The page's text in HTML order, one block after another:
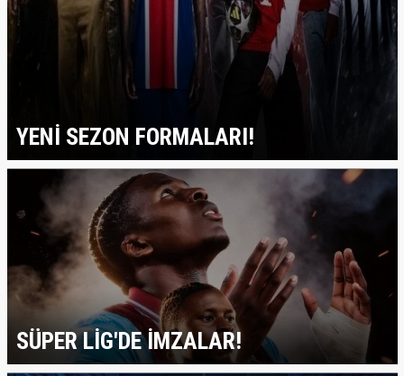
YENİ SEZON FORMALARI!
SÜPER LİG'DE İMZALAR!